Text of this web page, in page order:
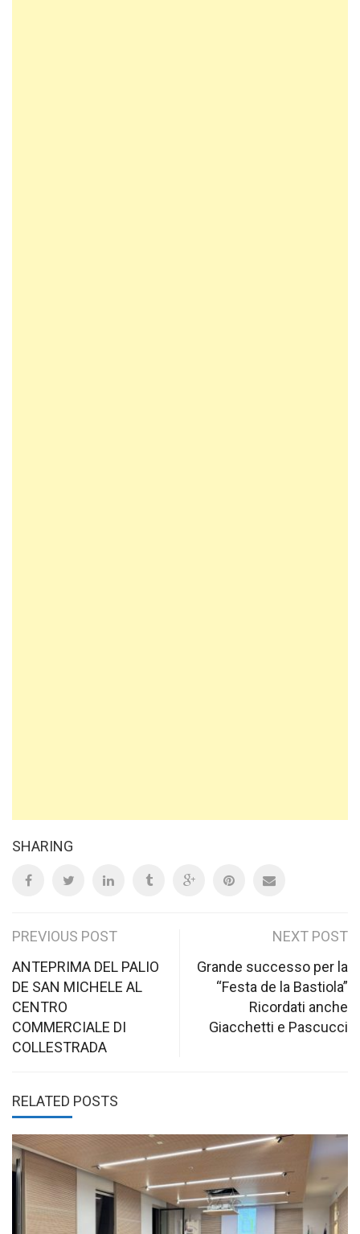
SHARING
Post
navigation
PREVIOUS POST
ANTEPRIMA DEL PALIO
DE SAN MICHELE AL
CENTRO
COMMERCIALE DI
COLLESTRADA
NEXT POST
Grande successo per la
“Festa de la Bastiola”
Ricordati anche
Giacchetti e Pascucci
RELATED POSTS